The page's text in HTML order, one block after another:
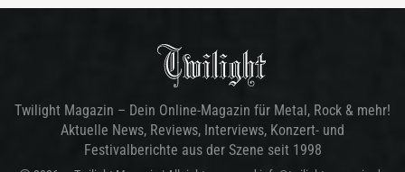
Twilight Magazin – Dein Online-Magazin für Metal, Rock & mehr!
Aktuelle News, Reviews, Interviews, Konzert- und
Festivalberichte aus der Szene seit 1998